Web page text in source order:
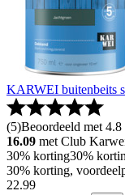
KARWEI buitenbeits
(5)Beoordeeld met
16.09 met Club
30% korting30%
30% korting,
22.99